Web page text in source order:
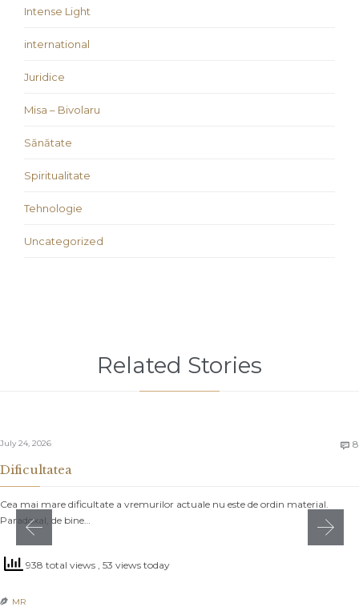
Intense Light
international
Juridice
Misa – Bivolaru
Sănătate
Spiritualitate
Tehnologie
Uncategorized
Related Stories
July 24, 2026  8
Dificultatea
Cea mai mare dificultate a vremurilor actuale nu este de ordin material.
Paradoxal, de bine…
938 total views , 53 views today
 MR